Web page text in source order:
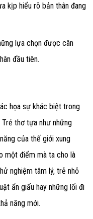
kịp hiểu rõ bản thân đang
lựa chọn được cân
đầu tiên.
họa sự khác biệt trong
thơ tựa như những
của thế giới xung
một điểm mà ta cho là
nghiệm tâm lý, trẻ nhỏ
ẩn giấu hay những lối đi
năng mới.